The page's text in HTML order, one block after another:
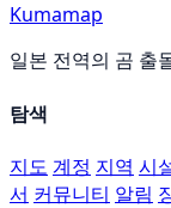
Kumamap
일본 전역의 곰 출
탐색
지도 계정 지역 시
서 커뮤니티 알림